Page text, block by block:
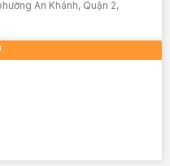
An Khánh, Quận 2,